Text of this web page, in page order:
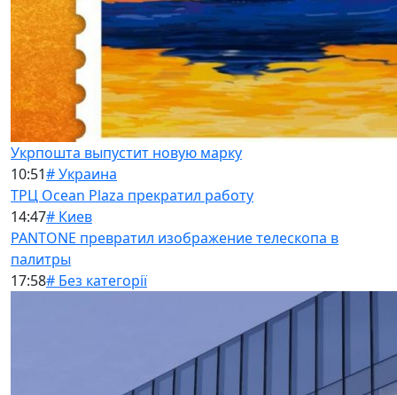
Укрпошта выпустит новую марку
10:51# Украина
ТРЦ Ocean Plaza прекратил работу
14:47# Киев
PANTONE превратил изображение телескопа в
палитры
17:58# Без категорії